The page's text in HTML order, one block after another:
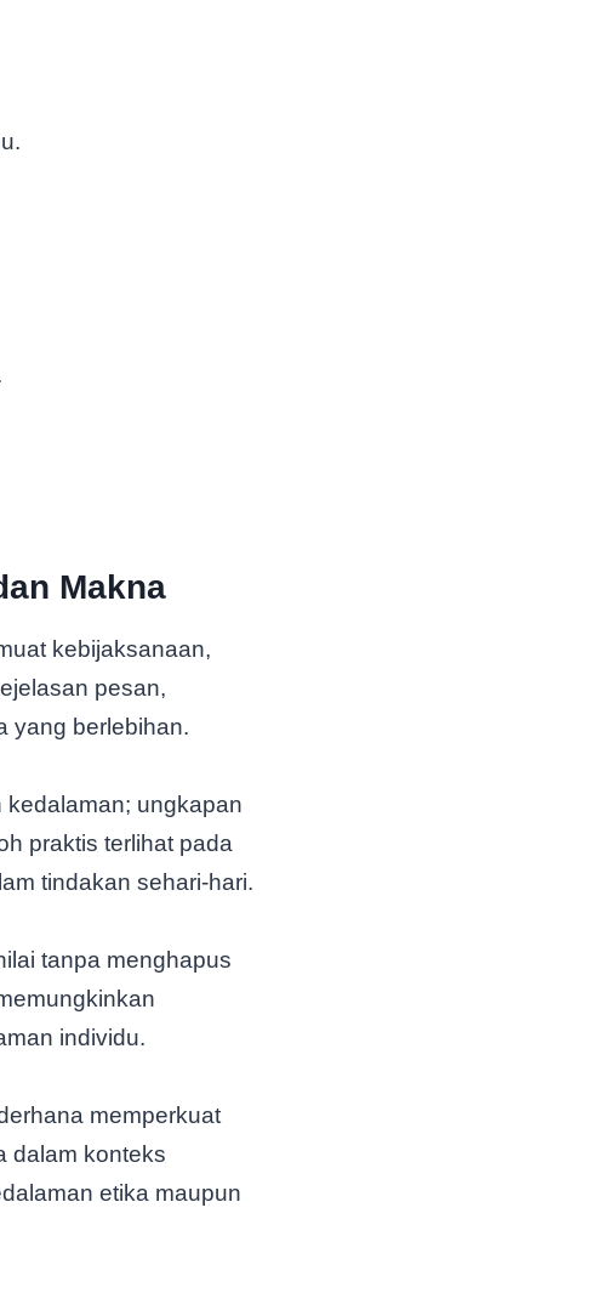
Makna
kebijaksanaan,
pesan,
yang berlebihan.
ungkapan
praktis terlihat pada
tindakan sehari-hari.
tanpa menghapus
individu.
memperkuat
dalam konteks
etika maupun